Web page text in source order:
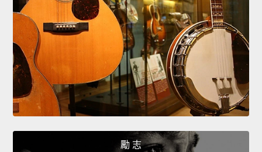
勵 志